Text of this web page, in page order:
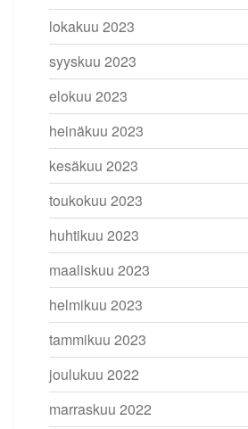
lokakuu 2023
syyskuu 2023
elokuu 2023
heinäkuu 2023
kesäkuu 2023
toukokuu 2023
huhtikuu 2023
maaliskuu 2023
helmikuu 2023
tammikuu 2023
joulukuu 2022
marraskuu 2022